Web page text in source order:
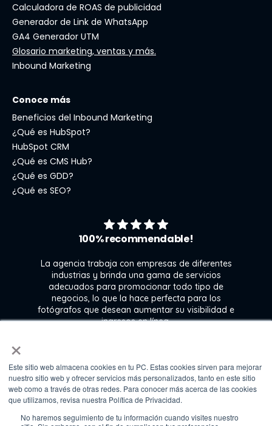
×
Este sitio web almacena cookies en tu PC. Estas cookies sirven para mejorar
nuestro sitio web y ofrecer servicios más personalizados, tanto en este sitio
web como a través de otras redes. Para conocer más acerca de las cookies
que utilizamos, revisa nuestra Política de Privacidad.
No haremos seguimiento de tu información cuando visites nuestro
Calculadora de ROAS de publicidad
Generador de Link de WhatsApp
GA4 Generador UTM
Glosario marketing, ventas y más.
Inbound Marketing
Conoce más
Beneficios del Inbound Marketing
¿Qué es HubSpot?
HubSpot CRM
¿Qué es CMS Hub?
¿Qué es GDD?
¿Qué es SEO?
100% recommendable!
La agencia trabaja con empresas de diferentes
industrias y brinda una gama de servicios
adecuados para promocionar todo tipo de
negocios, lo que la hace perfecta para los
fotógrafos que desean aumentar su visibilidad e
ingresos en línea.
Kate Gross
Marketing & graphic design assistant at
Fixthephoto